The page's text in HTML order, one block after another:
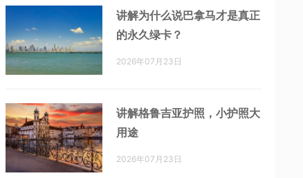
讲解为什么说巴拿马才是真正
的永久绿卡？
2026年07月23日
讲解格鲁吉亚护照，小护照大
用途
2026年07月23日